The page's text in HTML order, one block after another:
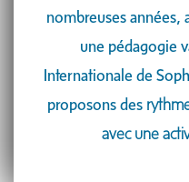
nombreuses années,
une pédagogie
Internationale de
proposons des
avec une